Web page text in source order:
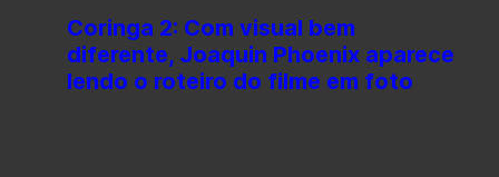
Coringa 2: Com visual bem
diferente, Joaquin Phoenix aparece
lendo o roteiro do filme em foto